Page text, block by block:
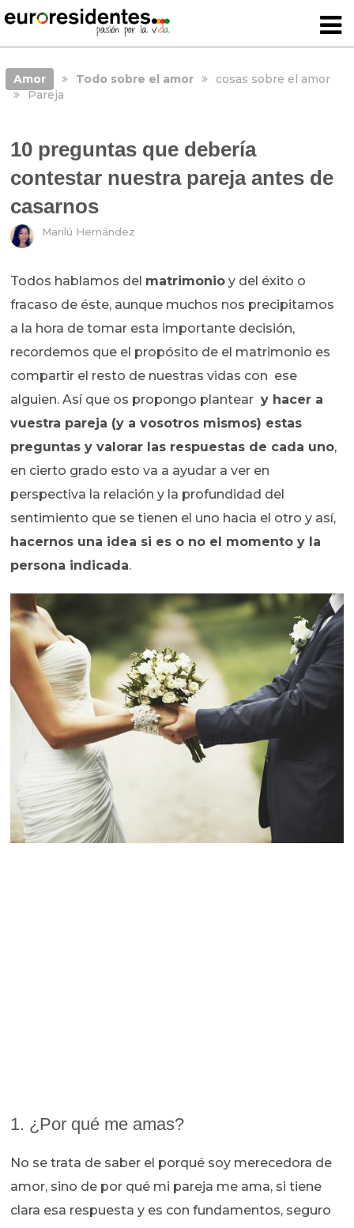
Amor Todo sobre el amor
cosas sobre el amor
Pareja
10 preguntas que debería
contestar nuestra pareja antes de
casarnos
Marilú Hernández
Todos hablamos del matrimonio y del éxito o
fracaso de éste, aunque muchos nos precipitamos
a la hora de tomar esta importante decisión,
recordemos que el propósito de el matrimonio es
compartir el resto de nuestras vidas con ese
alguien. Así que os propongo plantear y hacer a
vuestra pareja (y a vosotros mismos) estas
preguntas y valorar las respuestas de cada uno,
en cierto grado esto va a ayudar a ver en
perspectiva la relación y la profundidad del
sentimiento que se tienen el uno hacia el otro y así,
hacernos una idea si es o no el momento y la
persona indicada.
1. ¿Por qué me amas?
No se trata de saber el porqué soy merecedora de
amor, sino de por qué mi pareja me ama, si tiene
clara esa respuesta y es con fundamentos, seguro